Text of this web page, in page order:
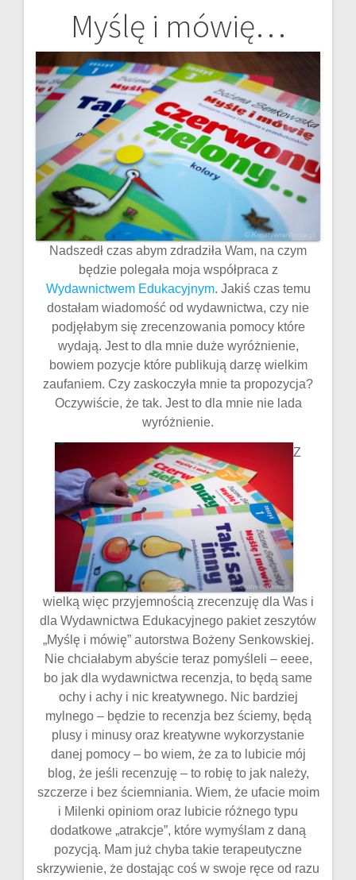
Myślę i mówię…
Nadszedł czas abym zdradziła Wam, na czym
będzie polegała moja współpraca z
Wydawnictwem Edukacyjnym. Jakiś czas temu
dostałam wiadomość od wydawnictwa, czy nie
podjęłabym się zrecenzowania pomocy które
wydają. Jest to dla mnie duże wyróżnienie,
bowiem pozycje które publikują darzę wielkim
zaufaniem. Czy zaskoczyła mnie ta propozycja?
Oczywiście, że tak. Jest to dla mnie nie lada
wyróżnienie.
Z
wielką więc przyjemnością zrecenzuję dla Was i
dla Wydawnictwa Edukacyjnego pakiet zeszytów
„Myślę i mówię” autorstwa Bożeny Senkowskiej.
Nie chciałabym abyście teraz pomyśleli – eeee,
bo jak dla wydawnictwa recenzja, to będą same
ochy i achy i nic kreatywnego. Nic bardziej
mylnego – będzie to recenzja bez ściemy, będą
plusy i minusy oraz kreatywne wykorzystanie
danej pomocy – bo wiem, że za to lubicie mój
blog, że jeśli recenzuję – to robię to jak należy,
szczerze i bez ściemniania. Wiem, że ufacie moim
i Milenki opiniom oraz lubicie różnego typu
dodatkowe „atrakcje”, które wymyślam z daną
pozycją. Mam już chyba takie terapeutyczne
skrzywienie, że dostając coś w swoje ręce od razu
Nawigacja
wpisu